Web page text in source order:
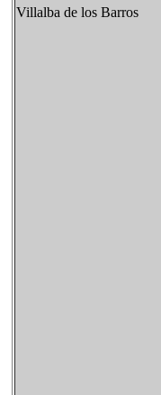
Villalba de los Barros